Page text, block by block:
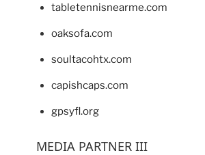
tabletennisnearme.com
oaksofa.com
soultacohtx.com
capishcaps.com
gpsyfl.org
MEDIA PARTNER III